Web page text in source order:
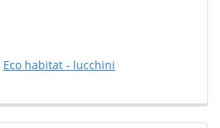
Eco habitat - lucchini